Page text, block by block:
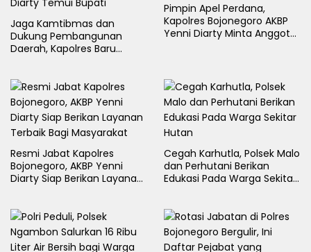
Jaga Kamtibmas dan
Dukung Pembangunan
Daerah, Kapolres Baru
Pimpin Apel Perdana,
Kapolres Bojonegoro AKBP
Yenni Diarty Minta Anggota
Resmi Jabat Kapolres
Bojonegoro, AKBP Yenni
Diarty Siap Berikan Layanan
Cegah Karhutla, Polsek Malo
dan Perhutani Berikan
Edukasi Pada Warga Sekitar